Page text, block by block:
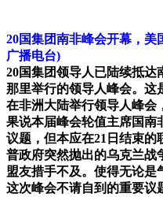
20国集团南非峰会开幕，美
广播电台)
20国集团领导人已陆续抵
那里举行的领导人峰会。这
在非洲大陆举行领导人峰会
果说本届峰会轮值主席国南
议题，但本应在21日结束的
普政府突然抛出的乌克兰战
盟友措手不及。使得无论是
这次峰会不请自到的重要议